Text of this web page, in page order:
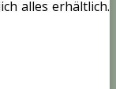
alles erhältlich.